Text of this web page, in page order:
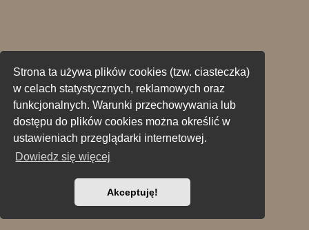
Strona ta używa plików cookies (tzw. ciasteczka)
w celach statystycznych, reklamowych oraz
funkcjonalnych. Warunki przechowywania lub
dostępu do plików cookies można określić w
ustawieniach przeglądarki internetowej.
Dowiedz się więcej
Akceptuję!